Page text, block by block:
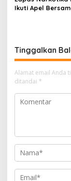
Ikuti Apel
Tinggalkan
Alamat email Anda
ditandai *